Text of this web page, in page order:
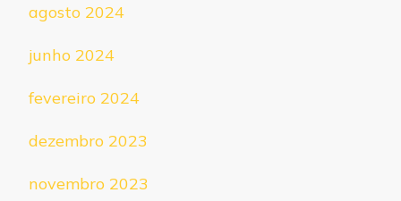
agosto 2024
junho 2024
fevereiro 2024
dezembro 2023
novembro 2023